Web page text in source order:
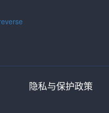
隐私与保护政策